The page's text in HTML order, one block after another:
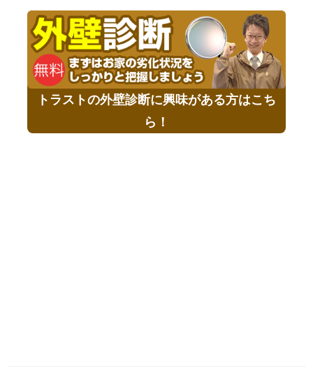
トラストの外壁診断に興味がある方はこち
ら！